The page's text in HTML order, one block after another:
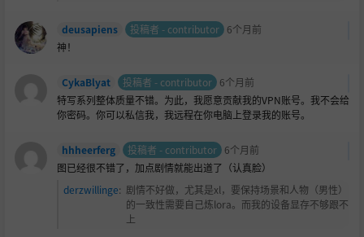
deusapiens 投稿者 - contributor 6个月前
神！
CykaBlyat 投稿者 - contributor 6个月前
特写系列整体质量不错。为此，我愿意贡献我的VPN账号。我不会给
你密码。你可以私信我，我远程在你电脑上登录我的账号。
hhheerferg 投稿者 - contributor 6个月前
图已经很不错了，加点剧情就能出道了（认真脸）
derzwillinge: 剧情不好做，尤其是xl，要保持场景和人物（男性）
的一致性需要自己炼lora。而我的设备显存不够跟不
上